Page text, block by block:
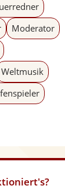
Moderator
Weltmusik